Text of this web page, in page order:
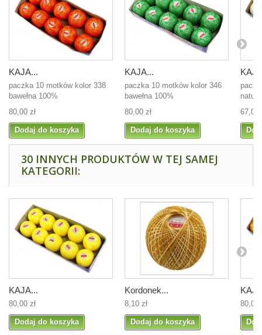
KAJA...
paczka 10 motków kolor 338
bawełna 100%
80,00 zł
Dodaj do koszyka
KAJA...
paczka 10 motków kolor 346
bawełna 100%
80,00 zł
Dodaj do koszyka
67,00
30 INNYCH PRODUKTÓW W TEJ SAMEJ
KATEGORII:
KAJA...
80,00 zł
Dodaj do koszyka
Kordonek...
8,10 zł
Dodaj do koszyka
80,00